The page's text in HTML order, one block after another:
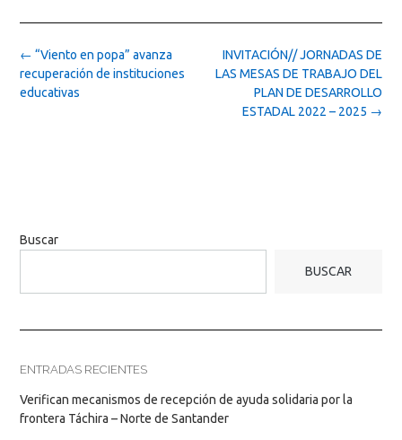
Post
navigation
INVITACIÓN// JORNADAS DE
LAS MESAS DE TRABAJO DEL
PLAN DE DESARROLLO
ESTADAL 2022 – 2025 →
← “Viento en popa” avanza
recuperación de instituciones
educativas
Buscar
BUSCAR
ENTRADAS RECIENTES
Verifican mecanismos de recepción de ayuda solidaria por la
frontera Táchira – Norte de Santander